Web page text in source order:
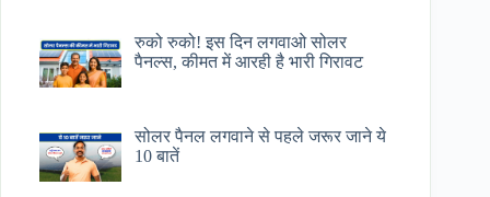
रुको रुको! इस दिन लगवाओ सोलर
पैनल्स, कीमत में आरही है भारी गिरावट
सोलर पैनल लगवाने से पहले जरूर जाने ये
10 बातें